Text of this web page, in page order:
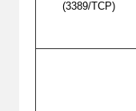
(3389/TCP)